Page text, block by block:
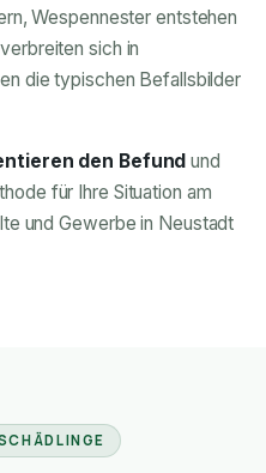
Wespennester entstehen
sich in
die typischen Befallsbilder
den Befund und
für Ihre Situation am
und Gewerbe in Neustadt